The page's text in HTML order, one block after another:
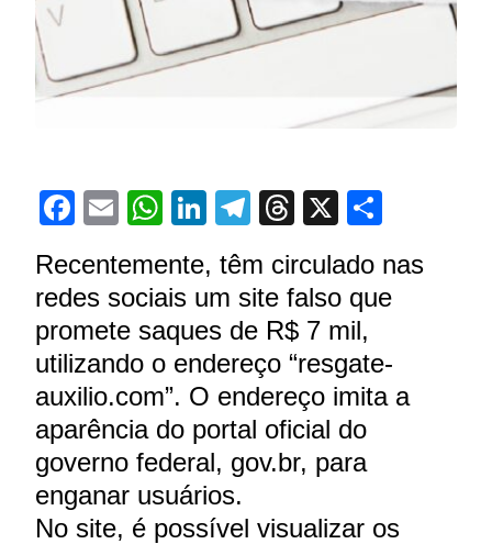
Facebook
EmailWhatsApp
LinkedIn
Telegram
Threads
X
Recentemente, têm circulado nas
redes sociais um site falso que
promete saques de R$ 7 mil,
utilizando o endereço “resgate-
auxilio.com”. O endereço imita a
aparência do portal oficial do
governo federal, gov.br, para
enganar usuários.
No site, é possível visualizar os